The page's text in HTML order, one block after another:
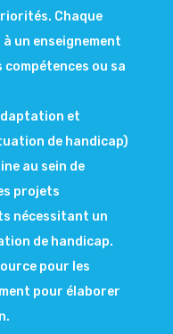
Chaque
un enseignement
ou sa
et
de handicap)
au sein de
projets
nécessitant un
de handicap.
pour les
pour élaborer